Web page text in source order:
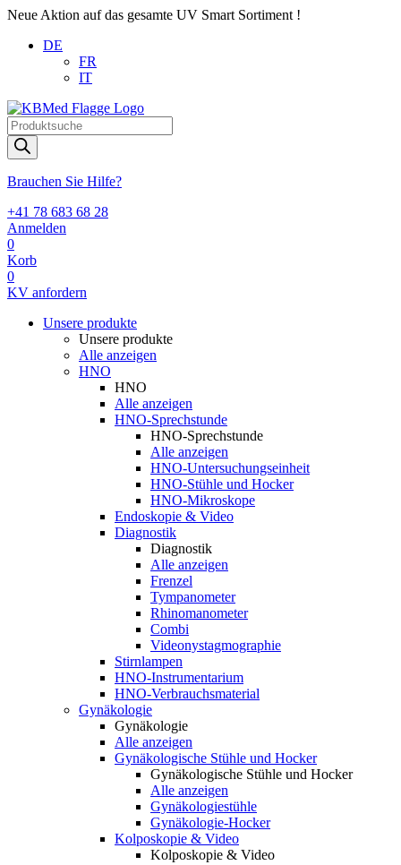
Neue Aktion auf das gesamte UV Smart Sortiment !
DE
FR
IT
Products
search
Brauchen Sie Hilfe?
+41 78 683 68 28
Anmelden
0
Korb
0
KV anfordern
Unsere produkte
Unsere produkte
Alle anzeigen
HNO
HNO
Alle anzeigen
HNO-Sprechstunde
HNO-Sprechstunde
Alle anzeigen
HNO-Untersuchungseinheit
HNO-Stühle und Hocker
HNO-Mikroskope
Endoskopie & Video
Diagnostik
Diagnostik
Alle anzeigen
Frenzel
Tympanometer
Rhinomanometer
Combi
Videonystagmographie
Stirnlampen
HNO-Instrumentarium
HNO-Verbrauchsmaterial
Gynäkologie
Gynäkologie
Alle anzeigen
Gynäkologische Stühle und Hocker
Gynäkologische Stühle und Hocker
Alle anzeigen
Gynäkologiestühle
Gynäkologie-Hocker
Kolposkopie & Video
Kolposkopie & Video